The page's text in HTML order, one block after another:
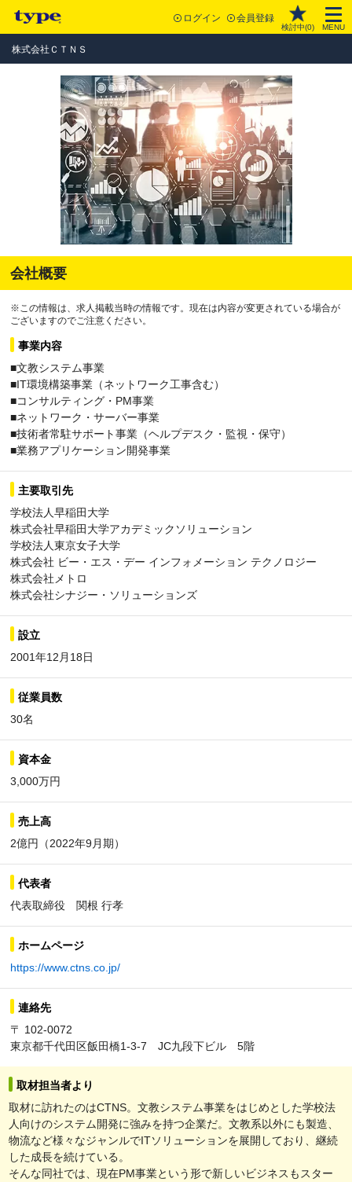
ログイン 会員登録
検討中(0) MENU
株式会社ＣＴＮＳ
会社概要
※この情報は、求人掲載当時の情報です。現在は内容が変更されている場合が
ございますのでご注意ください。
事業内容
■文教システム事業
■IT環境構築事業（ネットワーク工事含む）
■コンサルティング・PM事業
■ネットワーク・サーバー事業
■技術者常駐サポート事業（ヘルプデスク・監視・保守）
■業務アプリケーション開発事業
主要取引先
学校法人早稲田大学
株式会社早稲田大学アカデミックソリューション
学校法人東京女子大学
株式会社 ビー・エス・デー インフォメーション テクノロジー
株式会社メトロ
株式会社シナジー・ソリューションズ
設立
2001年12月18日
従業員数
30名
資本金
3,000万円
売上高
2億円（2022年9月期）
代表者
代表取締役 関根 行孝
ホームページ
https://www.ctns.co.jp/
連絡先
〒 102-0072
東京都千代田区飯田橋1-3-7 JC九段下ビル 5階
取材担当者より
取材に訪れたのはCTNS。文教システム事業をはじめとした学校法
人向けのシステム開発に強みを持つ企業だ。文教系以外にも製造、
物流など様々なジャンルでITソリューションを展開しており、継続
した成長を続けている。
そんな同社では、現在PM事業という形で新しいビジネスもスター